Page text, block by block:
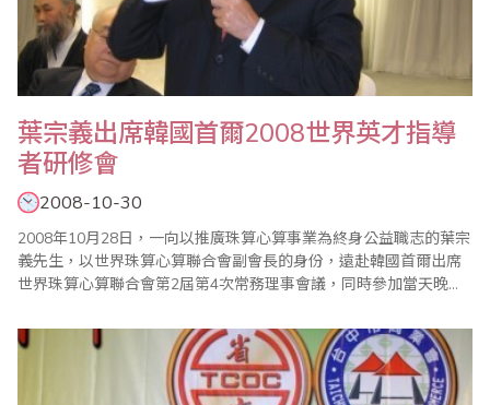
葉宗義出席韓國首爾2008世界英才指導
者研修會
2008-10-30
2008年10月28日，一向以推廣珠算心算事業為終身公益職志的葉宗
義先生，以世界珠算心算聯合會副會長的身份，遠赴韓國首爾出席
世界珠算心算聯合會第2屆第4次常務理事會議，同時參加當天晚上
珠算的未來發展方向進行講演。 世界珠算心算聯合會第2屆第4次常
務理事會議及2008世界英才指導者研修會由同為世界珠算心算聯合